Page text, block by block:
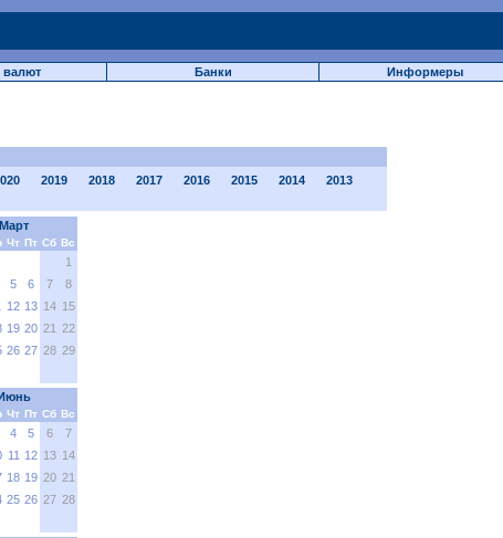
валют Банки Информеры
2019 2018 2017 2016 2015 2014
2013
Март
Чт Пт Сб Вс
1
5 6 7
8
12 13 14 15
19 20 21 22
26 27 28 29
Чт Пт Сб Вс
4 5 6
7
11 12 13 14
18 19 20 21
25 26 27 28